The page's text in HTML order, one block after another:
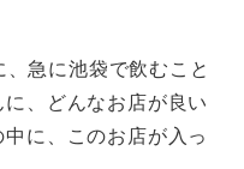
急に池袋で飲むこと
、どんなお店が良い
に、このお店が入っ